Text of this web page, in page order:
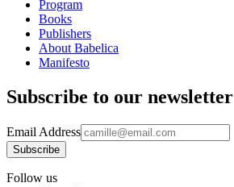
Program
Books
Publishers
About Babelica
Manifesto
Subscribe to our newsletter
Email Address
Follow us